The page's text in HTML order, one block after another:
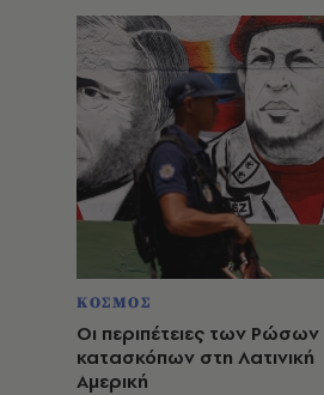
ΚΟΣΜΟΣ
Οι περιπέτειες των Ρώσων
κατασκόπων στη Λατινική
Αμερική